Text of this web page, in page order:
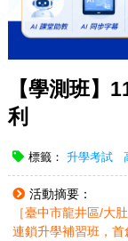
【學測班】
利
標籤： 升學考試
活動摘要：
［臺中市龍井區/大
連鎖升學補習班，